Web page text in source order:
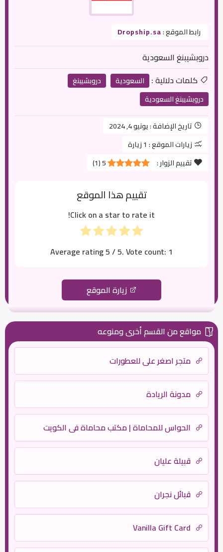
رابط الموقع :Dropship.sa
دروبشيبنغ السعودية
كلمات دلالية :
السعودية
دروبشيبنغ
دروبشيبنغ السعودية
تاريخ الإضافة :يونيو 4, 2024
زيارات الموقع : 1 زيارة
تقييم الزوار :
5
(
1
)
تقييم هذا الموقع
Click on a star to rate it!
Average rating5/ 5. Vote count: 1
زيارة الموقع
مواقع من القسم أخرى ومنوعه
متجر اصغر علي للعطورات
مدونة الريادة
الحواس للمحاماة | مكتب محاماة في الكويت
قبيلة عليان
قبائل نجران
Vanilla Gift Card